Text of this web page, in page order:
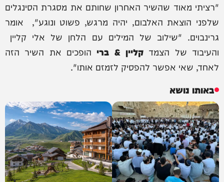
"רציתי מאוד שהשיר האחרון שחותם את מסגרת הסינגלים
שלפני הוצאת האלבום, יהיה מרגש, פשוט ונוגע", אומר
גרינבוים. "שילוב של המילים עם הלחן של אלי קליין
והעיבוד של הצמד קליין & ברי הופכים את השיר הזה
לאחד, שאי אפשר להפסיק לזמזם אותו".
באותו נושא